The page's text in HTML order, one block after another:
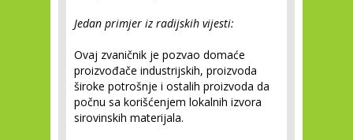
Jedan primjer iz radijskih vijesti:
Ovaj zvaničnik je pozvao domaće
proizvođače industrijskih, proizvoda
široke potrošnje i ostalih proizvoda da
počnu sa korišćenjem lokalnih izvora
sirovinskih materijala.